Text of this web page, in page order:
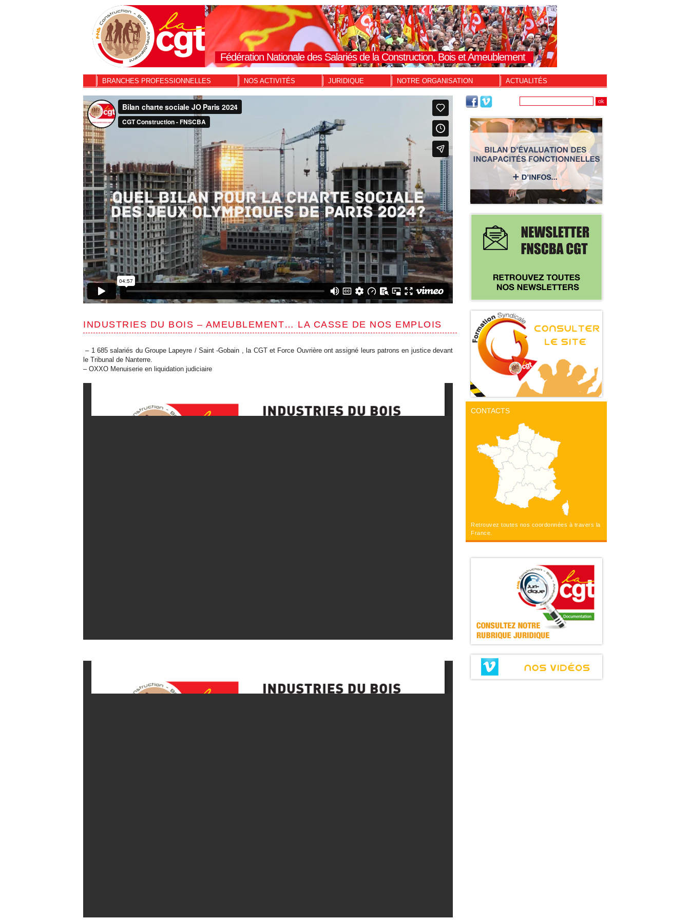
Fédération Nationale des Salariés de la Construction, Bois et Ameublement
BRANCHES PROFESSIONNELLES NOS ACTIVITÉS JURIDIQUE NOTRE ORGANISATION ACTUALITÉS
CONTACTS
Retrouvez toutes nos coordonnées à travers la
France.
INDUSTRIES DU BOIS – AMEUBLEMENT… LA CASSE DE NOS EMPLOIS
– 1 685 salariés du Groupe Lapeyre / Saint -Gobain , la CGT et Force Ouvrière ont assigné leurs patrons en justice devant
le Tribunal de Nanterre.
– OXXO Menuiserie en liquidation judiciaire